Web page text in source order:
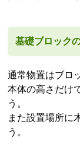
基礎ブロック
通常物置はブロ
本体の高さだけ
う。
また設置場所に
う。